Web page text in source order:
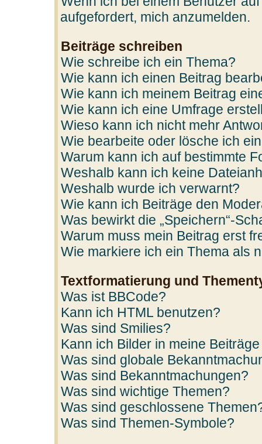
aufgefordert, mich anzumelden.
Beiträge schreiben
Wie schreibe ich ein Thema?
Wie kann ich einen Beitrag
Wie kann ich meinem Beitrag
Wie kann ich eine Umfrage
Wieso kann ich nicht mehr
Wie bearbeite oder lösche ich
Warum kann ich auf bestimmte
Weshalb kann ich keine
Weshalb wurde ich verwarnt?
Wie kann ich Beiträge den
Was bewirkt die „Speichern“-
Warum muss mein Beitrag erst
Wie markiere ich ein Thema als
Textformatierung und
Was ist BBCode?
Kann ich HTML benutzen?
Was sind Smilies?
Kann ich Bilder in meine
Was sind globale
Was sind Bekanntmachungen?
Was sind wichtige Themen?
Was sind geschlossene
Was sind Themen-Symbole?